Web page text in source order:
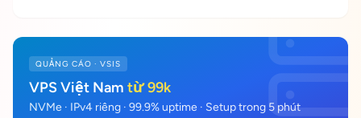
QUẢNG CÁO · VSIS
VPS Việt Nam từ 99k
NVMe · IPv4 riêng · 99.9% uptime · Setup trong 5 phút